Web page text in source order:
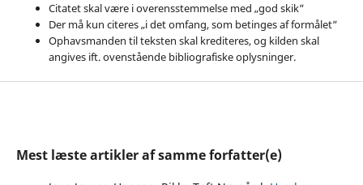
Citatet skal være i overensstemmelse med „god skik“
Der må kun citeres „i det omfang, som betinges af formålet“
Ophavsmanden til teksten skal krediteres, og kilden skal
angives ift. ovenstående bibliografiske oplysninger.
Mest læste artikler af samme forfatter(e)